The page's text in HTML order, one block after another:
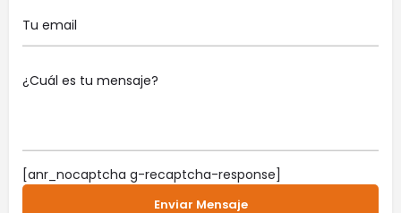
[anr_nocaptcha g-recaptcha-response]